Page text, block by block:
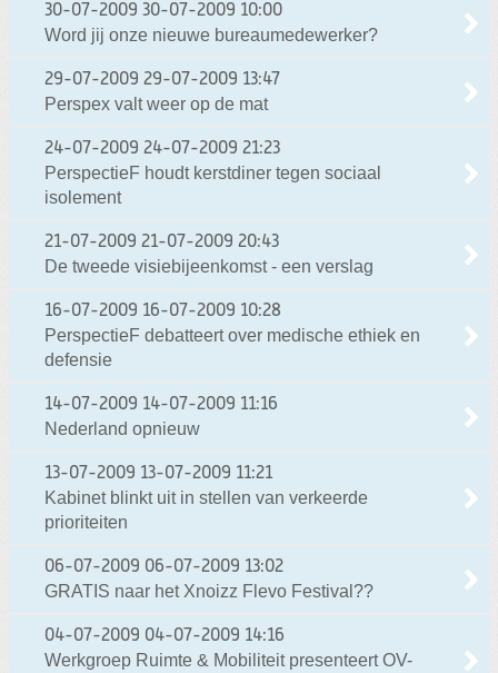
30-07-2009 30-07-2009 10:00
Word jij onze nieuwe bureaumedewerker?
29-07-2009 29-07-2009 13:47
Perspex valt weer op de mat
24-07-2009 24-07-2009 21:23
PerspectieF houdt kerstdiner tegen sociaal
isolement
21-07-2009 21-07-2009 20:43
De tweede visiebijeenkomst - een verslag
16-07-2009 16-07-2009 10:28
PerspectieF debatteert over medische ethiek en
defensie
14-07-2009 14-07-2009 11:16
Nederland opnieuw
13-07-2009 13-07-2009 11:21
Kabinet blinkt uit in stellen van verkeerde
prioriteiten
06-07-2009 06-07-2009 13:02
GRATIS naar het Xnoizz Flevo Festival??
04-07-2009 04-07-2009 14:16
Werkgroep Ruimte & Mobiliteit presenteert OV-